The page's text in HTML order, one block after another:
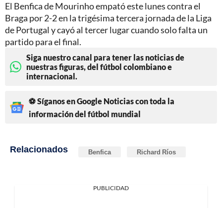
El Benfica de Mourinho empató este lunes contra el
Braga por 2-2 en la trigésima tercera jornada de la Liga
de Portugal y cayó al tercer lugar cuando solo falta un
partido para el final.
Siga nuestro canal para tener las noticias de
nuestras figuras, del fútbol colombiano e
internacional.
⚽ Síganos en Google Noticias con toda la
información del fútbol mundial
Relacionados Benfica Richard Ríos
PUBLICIDAD